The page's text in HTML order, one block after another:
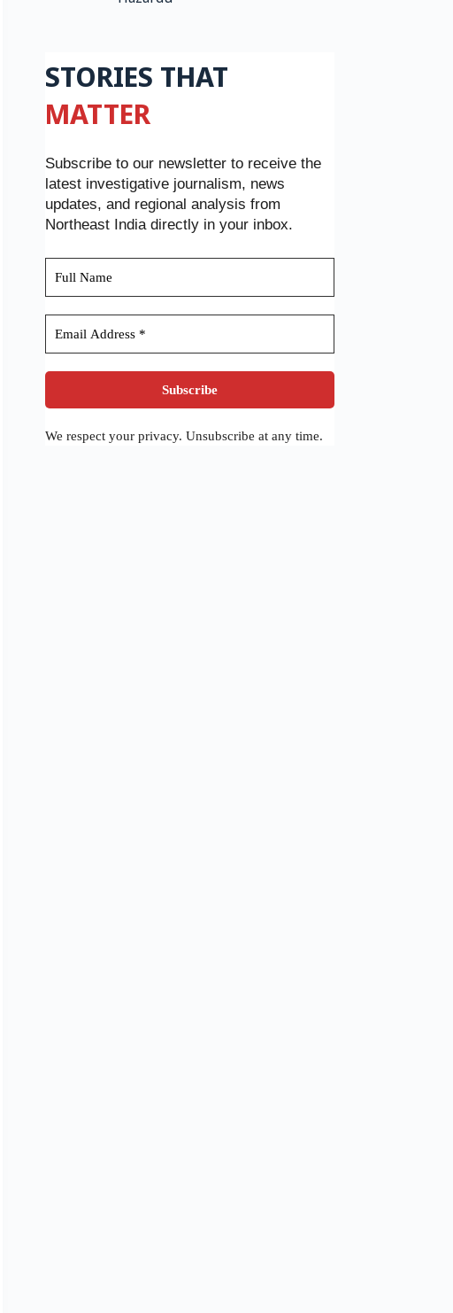
STORIES THAT
MATTER
Subscribe to our newsletter to receive the
latest investigative journalism, news
updates, and regional analysis from
Northeast India directly in your inbox.
We respect your privacy. Unsubscribe at any time.